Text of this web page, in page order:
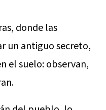
donde las
un antiguo secreto,
el suelo: observan,